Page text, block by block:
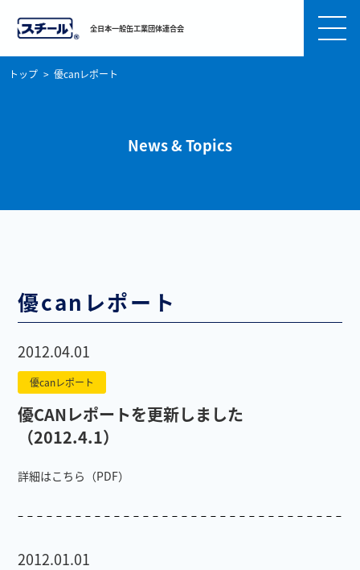
全日本一般缶工業団体連合会
トップ 優canレポート
News & Topics
優canレポート
2012.04.01
優canレポート
優CANレポートを更新しました
（2012.4.1）
詳細はこちら（PDF）
2012.01.01